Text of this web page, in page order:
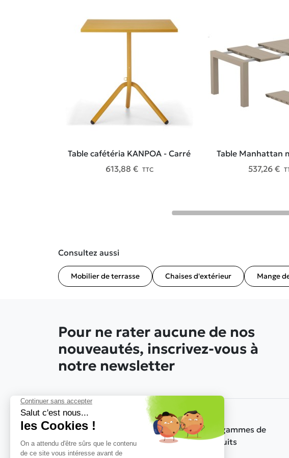
Table cafétéria KANPOA - Carré
613,88 € TTC
Table Manhattan
537,26 €
Consultez aussi
Mobilier de terrasse Chaises d'extérieur Mange
Pour ne rater aucune de nos
nouveautés, inscrivez-vous à
notre newsletter
Nos gammes de
produits